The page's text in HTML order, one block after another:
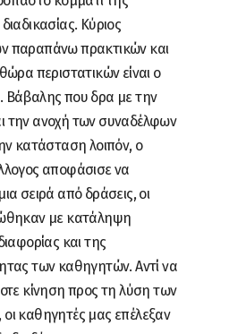
Κύριος
παραπάνω πρακτικών και
περιστατικών είναι ο
Βάβαλης που δρα με την
την ανοχή των συναδέλφων
κατάσταση λοιπόν, ο
αποφάσισε να
σειρά από δράσεις, οι
με κατάληψη
και της
των καθηγητών. Αντί να
κίνηση προς τη λύση των
καθηγητές μας επέλεξαν